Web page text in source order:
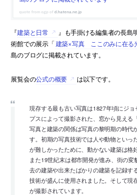
d.hatena.ne.jp
『建築と日常
』も手掛ける編集者の長島
術館での展示「建築×写真 ここのみに在る
島のブログに掲載されています。
展覧会の公式の概要 は以下です。
現存する最も古い写真は1827年頃にジ
プスによって撮影された、窓から見える
写真と建築の関係は写真の黎明期の時代
す。初期の写真技術では人や動物といっ
が難しかったために、動かない建築は格
また19世紀末は都市開発が進み、街の変
去の建築や出来たばかりの建築を記録す
技術が盛んに使用されました。そして現
が撮影されています。